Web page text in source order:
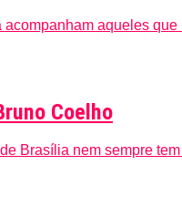
aqueles
Coelho
Brasília nem sempre